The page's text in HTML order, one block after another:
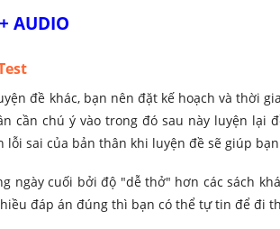
+ AUDIO
đề khác, bạn nên đặt kế hoạch và thời
cần chú ý vào trong đó sau này luyện lại
lỗi sai của bản thân khi luyện đề sẽ giúp
ngày cuối bởi độ "dễ thở" hơn các sách
đáp án đúng thì bạn có thể tự tin để đi